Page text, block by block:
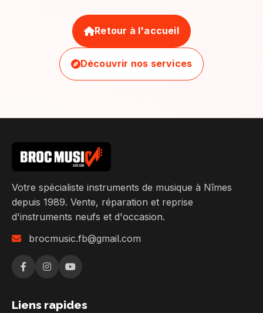
Retour à l'accueil
Découvrir nos services
Votre spécialiste instruments de musique à Nîmes
depuis 1989. Vente, réparation et reprise
d'instruments neufs et d'occasion.
brocmusic.fb@gmail.com
Liens rapides